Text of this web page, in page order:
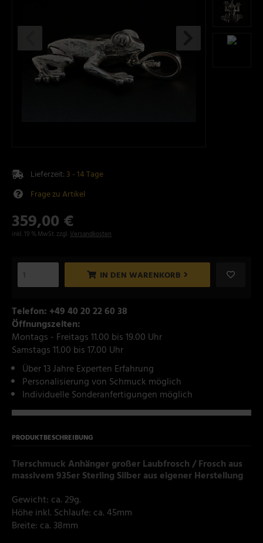
Lieferzeit: 3 - 14 Tage
Frage zu Artikel
359,00 €
inkl. 19 % MwSt. zzgl. Versandkosten
IN DEN WARENKORB
Telefon: +49 40 20 22 60 38
Öffnungszeiten:
Montags - Freitags 11.00 bis 19.00 Uhr
Samstags 11.00 bis 17.00 Uhr
Über 13 Jahre Experten Erfahrung
Personalisierung von Schmuck möglich
Individuelle Sonderanfertigungen möglich
PRODUKTBESCHREIBUNG
Tierschmuck Anhänger großer Laubfrosch / Frosch aus
massivem 935er Sterling Silber aus eigener Herstellung
Gewicht: ca. 29g.
Höhe inkl. Schlaufe: ca. 45mm
Breite: ca. 38mm